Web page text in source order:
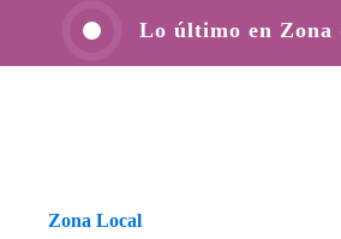
Lo último en Zona
Zona Local